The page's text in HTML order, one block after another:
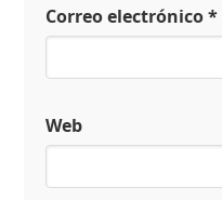
Correo electrónico*
Web